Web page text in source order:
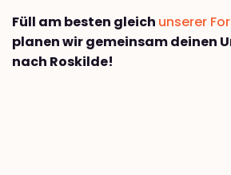
Füll am besten gleich unserer
planen wir gemeinsam deinen
nach Roskilde!